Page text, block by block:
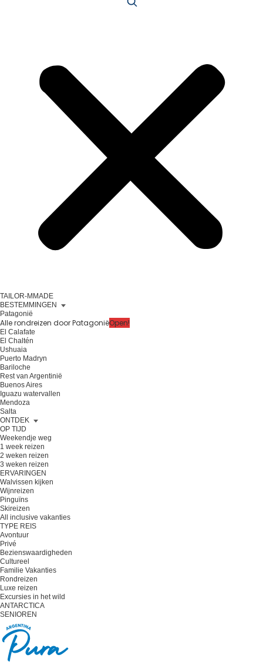
TAILOR-MMADE
BESTEMMINGEN
Patagonië
Alle rondreizen door PatagoniëOpen!
El Calafate
El Chaltén
Ushuaia
Puerto Madryn
Bariloche
Rest van Argentinië
Buenos Aires
Iguazu watervallen
Mendoza
Salta
ONTDEK
OP TIJD
Weekendje weg
1 week reizen
2 weken reizen
3 weken reizen
ERVARINGEN
Walvissen kijken
Wijnreizen
Pinguïns
Skireizen
All inclusive vakanties
TYPE REIS
Avontuur
Privé
Bezienswaardigheden
Cultureel
Familie Vakanties
Rondreizen
Luxe reizen
Excursies in het wild
ANTARCTICA
SENIOREN